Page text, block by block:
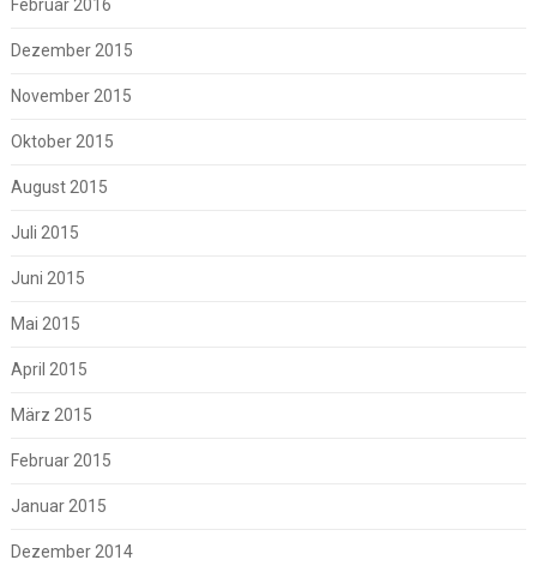
Februar 2016
Dezember 2015
November 2015
Oktober 2015
August 2015
Juli 2015
Juni 2015
Mai 2015
April 2015
März 2015
Februar 2015
Januar 2015
Dezember 2014